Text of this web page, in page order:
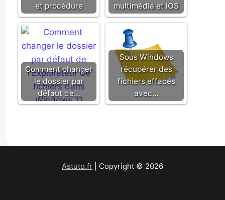
et procédure
multimédia et iOS
Comment changer
le dossier par
défaut de…
Sous Windows
récupérer des
fichiers effacés
avec…
Astuto.fr | Copyright © 2026